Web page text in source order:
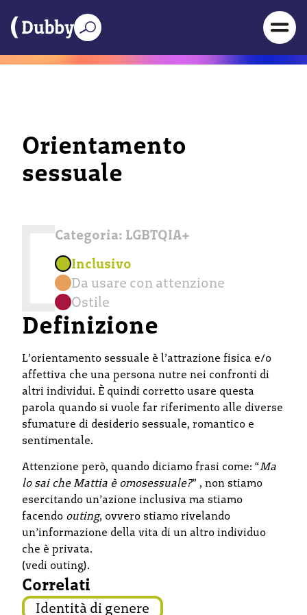
Orientamento
sessuale
Categoria: LGBTQIA+
Inclusivo
Da usare con attenzione
Ostile
Definizione
L’orientamento sessuale è l’attrazione fisica e/o
affettiva che una persona nutre nei confronti di
altri individui. È quindi corretto usare questa
parola quando si vuole far riferimento alle diverse
sfumature di desiderio sessuale, romantico e
sentimentale.
Attenzione però, quando diciamo frasi come: “Ma
lo sai che Mattia è omosessuale?” , non stiamo
esercitando un’azione inclusiva ma stiamo
facendo outing, ovvero stiamo rivelando
un’informazione della vita di un altro individuo
che è privata.
(vedi outing).
Correlati
Identità di genere